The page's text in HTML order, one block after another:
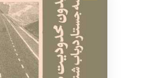
ادبیات فرانسه
ادبیات ایتالیا
ادبیات روسیه
ادبیات آمریکای لاتین